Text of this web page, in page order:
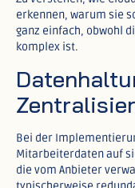
erkennen, warum sie
ganz einfach, obwohl
komplex ist.
Bei der
Mitarbeiterdaten auf
die vom Anbieter